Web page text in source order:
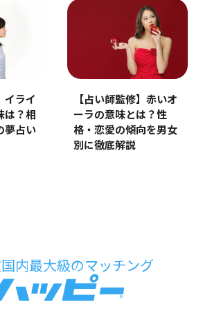
イライ
は？相
夢占い
【占い師監修】赤いオ
ーラの意味とは？性
格・恋愛の傾向を男女
別に徹底解説